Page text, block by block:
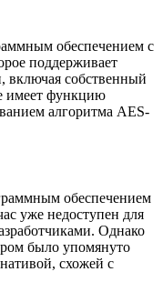
обеспечением с
поддерживает
включая собственный
имеет функцию
алгоритма AES-
обеспечением
уже недоступен для
Однако
было упомянуто
схожей с